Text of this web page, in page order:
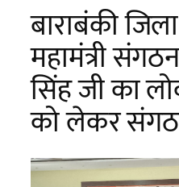
बाराबंकी
महामंत्री
सिंह जी का
को लेकर